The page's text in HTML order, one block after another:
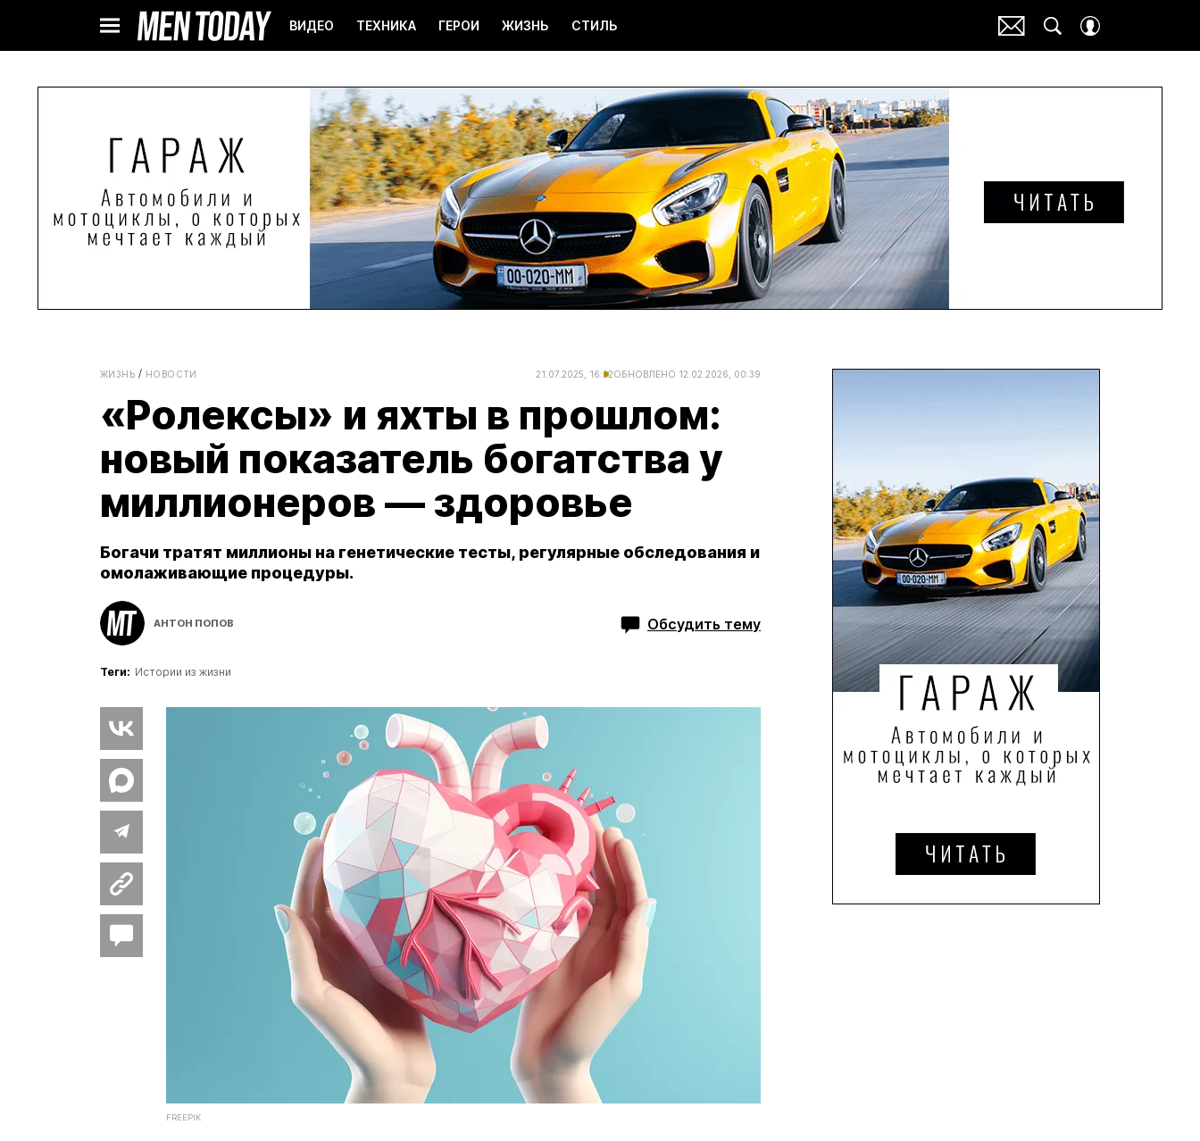
ВИДЕО ТЕХНИКА ГЕРОИ ЖИЗНЬ СТИЛЬ
ЖИЗНЬ НОВОСТИ 21.07.2025, 16:22ОБНОВЛЕНО 12.02.2026, 00:39
«Ролексы» и яхты в прошлом:
новый показатель богатства у
миллионеров — здоровье
Богачи тратят миллионы на генетические тесты, регулярные обследования и
омолаживающие процедуры.
АНТОН ПОПОВ Обсудить тему
Теги: Истории из жизни
FREEPIK